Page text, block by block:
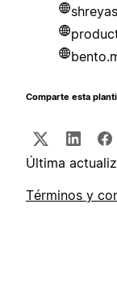
Comparte esta
Última
Términos y